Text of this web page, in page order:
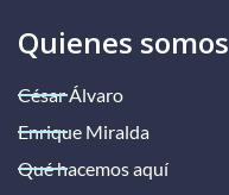
Quienes somos
César Álvaro
Enrique Miralda
Qué hacemos aquí